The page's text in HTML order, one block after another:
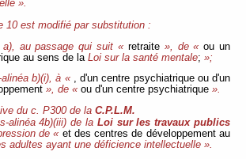
».
10 est modifié par substitution :
a), au passage qui suit « retraite », de «ou un
au sens de laLoi sur la santé mentale;»;
b)(i), à « , d'un centre psychiatrique ou d'un
», de « ou d'un centre psychiatrique ».
du c. P300 de la C.P.L.M.
alinéa 4b)(iii) de la Loi sur les travaux publics
de « et des centres de développement au
adultes ayant une déficience intellectuelle ».